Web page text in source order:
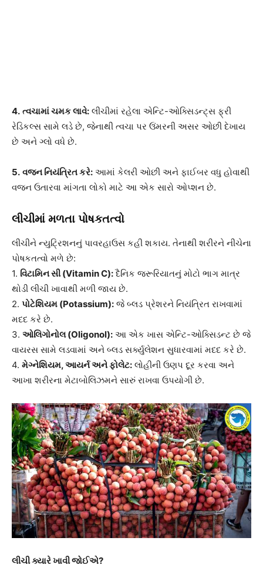
4. ત્વચામાં ચમક લાવે: લીચીમાં રહેલા એન્ટિ-ઓક્સિડન્ટ્સ ફ્રી
રેડિકલ્સ સામે લડે છે, જેનાથી ત્વચા પર ઉંમરની અસર ઓછી દેખાય
છે અને ગ્લો વધે છે.
5. વજન નિયંત્રિત કરે: આમાં કેલરી ઓછી અને ફાઈબર વધુ હોવાથી
વજન ઉતારવા માંગતા લોકો માટે આ એક સારો ઓપ્શન છે.
લીચીમાં મળતા પોષકતત્વો
લીચીને ન્યુટ્રિશનનું પાવરહાઉસ કહી શકાય. તેનાથી શરીરને નીચેના
પોષકતત્વો મળે છે:
1. વિટામિન સી (Vitamin C):દૈનિક જરૂરિયાતનું મોટો ભાગ માત્ર
થોડી લીચી ખાવાથી મળી જાય છે.
2. પોટેશિયમ (Potassium): જે બ્લડ પ્રેશરને નિયંત્રિત રાખવામાં
મદદ કરે છે.
3. ઓલિગોનોલ (Oligonol): આ એક ખાસ એન્ટિ-ઓક્સિડન્ટ છે જે
વાયરસ સામે લડવામાં અને બ્લડ સર્ક્યુલેશન સુધારવામાં મદદ કરે છે.
4. મેગ્નેશિયમ, આયર્ન અને ફોલેટ: લોહીની ઉણપ દૂર કરવા અને
આખા શરીરના મેટાબોલિઝમને સારું રાખવા ઉપયોગી છે.
લીચી ક્યારે ખાવી જોઈએ?